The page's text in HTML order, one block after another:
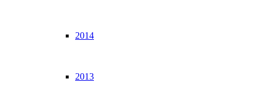
2014
2013